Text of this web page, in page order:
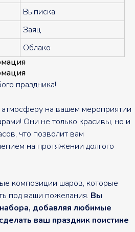
Выписка
Заяц
Облако
праздника!
на вашем мероприятии
Они не только красивы, но и
что позволит вам
на протяжении долгого
композиции шаров, которые
под ваши пожелания. Вы
добавляя любимые
ваш праздник поистине